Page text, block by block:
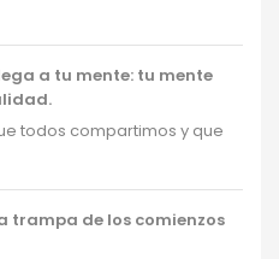
a tu mente: tu mente
todos compartimos y que
trampa de los comienzos